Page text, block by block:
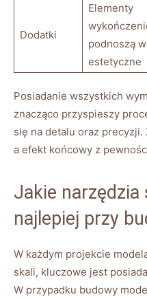
Dodatki
Elementy
podnoszą
estetyczne
Posiadanie wszystkich
znacząco przyspieszy
się na detalu oraz
a efekt końcowy z
Jakie narzędzia
najlepiej przy
W każdym projekcie
skali, kluczowe jest
W przypadku budowy